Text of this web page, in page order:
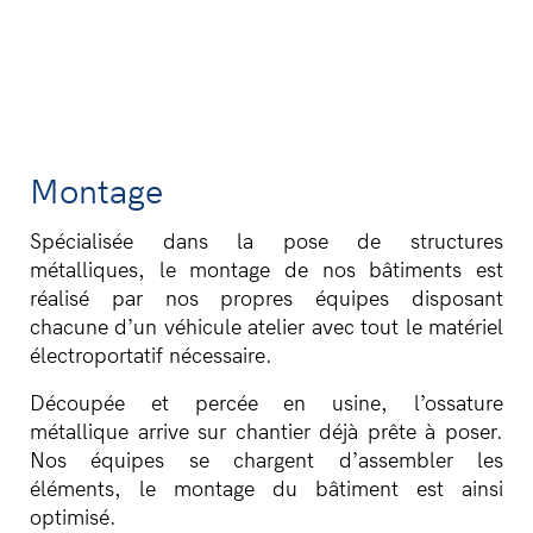
Montage
Spécialisée dans la pose de structures
métalliques, le montage de nos bâtiments est
réalisé par nos propres équipes disposant
chacune d’un véhicule atelier avec tout le matériel
électroportatif nécessaire.
Découpée et percée en usine, l’ossature
métallique arrive sur chantier déjà prête à poser.
Nos équipes se chargent d’assembler les
éléments, le montage du bâtiment est ainsi
optimisé.